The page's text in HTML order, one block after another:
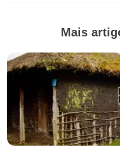
Mais